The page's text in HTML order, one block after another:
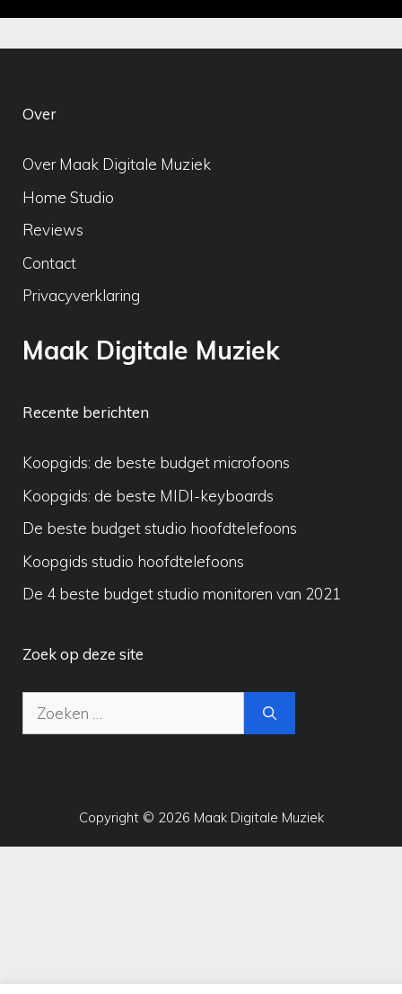
Over
Over Maak Digitale Muziek
Home Studio
Reviews
Contact
Privacyverklaring
Maak Digitale Muziek
Recente berichten
Koopgids: de beste budget microfoons
Koopgids: de beste MIDI-keyboards
De beste budget studio hoofdtelefoons
Koopgids studio hoofdtelefoons
De 4 beste budget studio monitoren van 2021
Zoek op deze site
Zoek
naar:
Copyright © 2026 Maak Digitale Muziek